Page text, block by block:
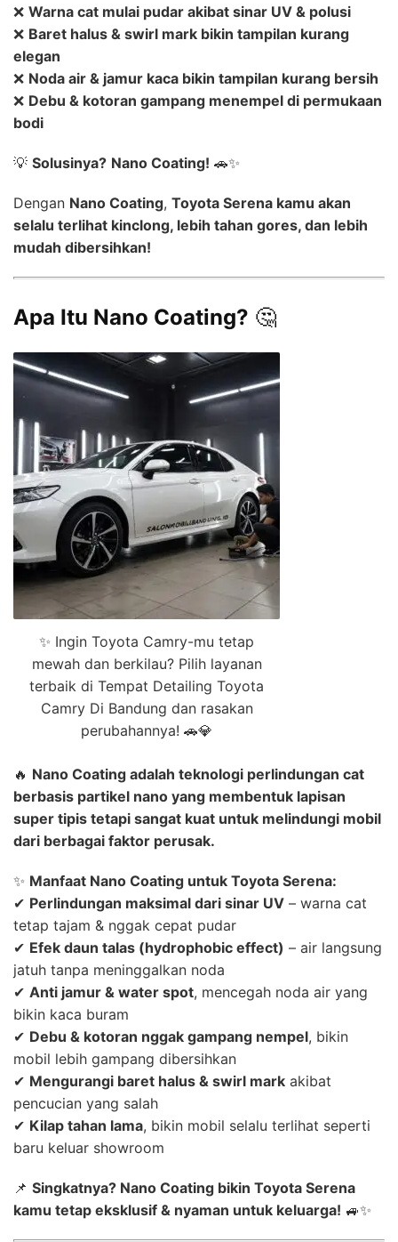
❌ Warna cat mulai pudar akibat sinar UV & polusi
❌ Baret halus & swirl mark bikin tampilan kurang
elegan
❌ Noda air & jamur kaca bikin tampilan kurang bersih
❌ Debu & kotoran gampang menempel di permukaan
bodi
💡 Solusinya? Nano Coating! 🚗✨
Dengan Nano Coating, Toyota Serena kamu akan
selalu terlihat kinclong, lebih tahan gores, dan lebih
mudah dibersihkan!
Apa Itu Nano Coating? 🤔
✨ Ingin Toyota Camry-mu tetap
mewah dan berkilau? Pilih layanan
terbaik di Tempat Detailing Toyota
Camry Di Bandung dan rasakan
perubahannya! 🚗💎
🔥 Nano Coating adalah teknologi perlindungan cat
berbasis partikel nano yang membentuk lapisan
super tipis tetapi sangat kuat untuk melindungi mobil
dari berbagai faktor perusak.
✨ Manfaat Nano Coating untuk Toyota Serena:
✔ Perlindungan maksimal dari sinar UV – warna cat
tetap tajam & nggak cepat pudar
✔ Efek daun talas (hydrophobic effect) – air langsung
jatuh tanpa meninggalkan noda
✔ Anti jamur & water spot, mencegah noda air yang
bikin kaca buram
✔ Debu & kotoran nggak gampang nempel, bikin
mobil lebih gampang dibersihkan
✔ Mengurangi baret halus & swirl mark akibat
pencucian yang salah
✔ Kilap tahan lama, bikin mobil selalu terlihat seperti
baru keluar showroom
📌 Singkatnya? Nano Coating bikin Toyota Serena
kamu tetap eksklusif & nyaman untuk keluarga! 🚙✨